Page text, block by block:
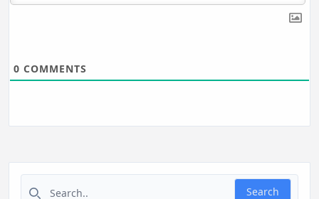
0 COMMENTS
Search for:
Search